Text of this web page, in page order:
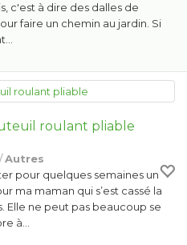
c'est à dire des dalles de
faire un chemin au jardin. Si
roulant pliable
Autres
pour quelques semaines un
ma maman qui s’est cassé la
Elle ne peut pas beaucoup se
à…